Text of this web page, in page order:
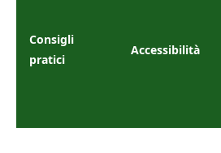
Consigli
pratici
Accessibilità